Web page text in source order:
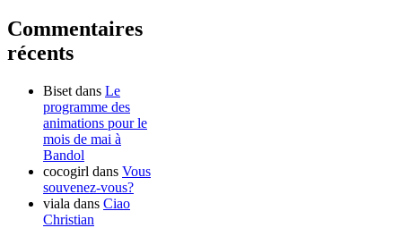
Commentaires
récents
Biset dans Le
programme des
animations pour le
mois de mai à
Bandol
cocogirl dans Vous
souvenez-vous?
viala dans Ciao
Christian